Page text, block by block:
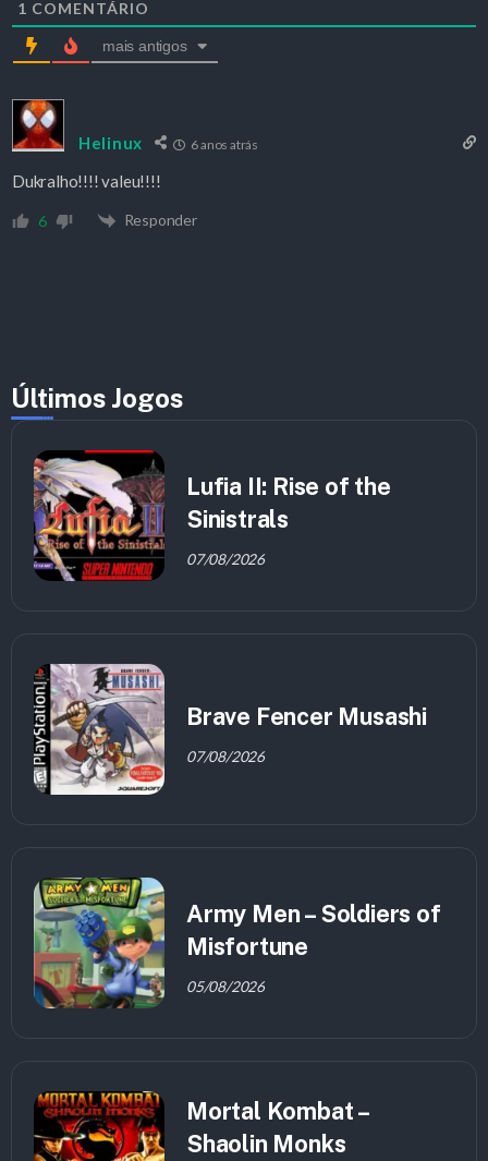
1 COMENTÁRIO
mais antigos
Helinux 6 anos atrás
Dukralho!!!! valeu!!!!
6 Responder
Últimos Jogos
Lufia II: Rise of the
Sinistrals
07/08/2026
Brave Fencer Musashi
07/08/2026
Army Men – Soldiers of
Misfortune
05/08/2026
Mortal Kombat –
Shaolin Monks